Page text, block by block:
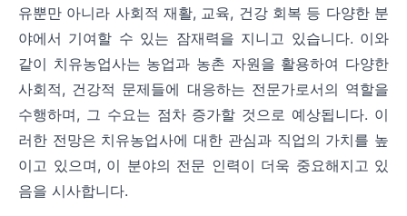
유뿐만 아니라 사회적 재활, 교육, 건강 회복 등 다양한 분
야에서 기여할 수 있는 잠재력을 지니고 있습니다. 이와
같이 치유농업사는 농업과 농촌 자원을 활용하여 다양한
사회적, 건강적 문제들에 대응하는 전문가로서의 역할을
수행하며, 그 수요는 점차 증가할 것으로 예상됩니다. 이
러한 전망은 치유농업사에 대한 관심과 직업의 가치를 높
이고 있으며, 이 분야의 전문 인력이 더욱 중요해지고 있
음을 시사합니다.